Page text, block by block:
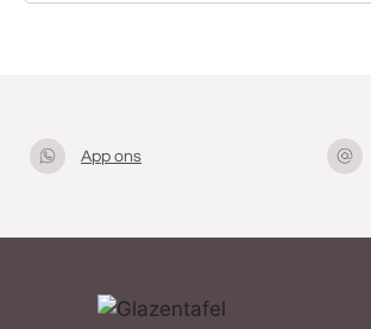
App ons